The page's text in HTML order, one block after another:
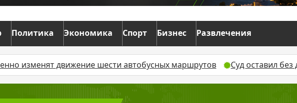
Политика Экономика Спорт Бизнес Развлечения
изменят движение шести автобусных маршрутов Суд оставил